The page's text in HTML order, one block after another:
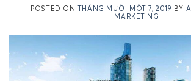
POSTED ON THÁNG MƯỜI MỘT 7, 2019 BY
MARKETING